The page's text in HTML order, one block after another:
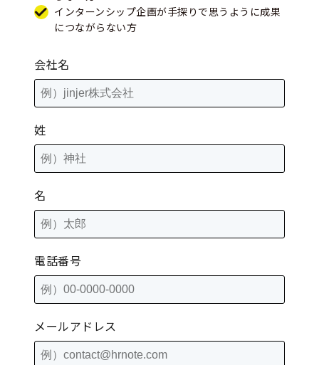
インターンシップ企画が手探りで思うように成果
につながらない方
会社名
姓
名
電話番号
メールアドレス